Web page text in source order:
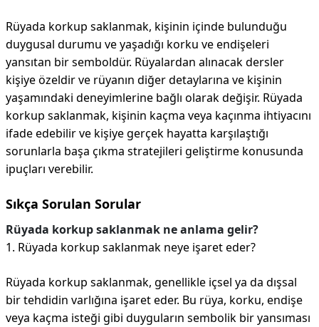
Rüyada korkup saklanmak, kişinin içinde bulunduğu
duygusal durumu ve yaşadığı korku ve endişeleri
yansıtan bir semboldür. Rüyalardan alınacak dersler
kişiye özeldir ve rüyanın diğer detaylarına ve kişinin
yaşamındaki deneyimlerine bağlı olarak değişir. Rüyada
korkup saklanmak, kişinin kaçma veya kaçınma ihtiyacını
ifade edebilir ve kişiye gerçek hayatta karşılaştığı
sorunlarla başa çıkma stratejileri geliştirme konusunda
ipuçları verebilir.
Sıkça Sorulan Sorular
Rüyada korkup saklanmak ne anlama gelir?
1. Rüyada korkup saklanmak neye işaret eder?
Rüyada korkup saklanmak, genellikle içsel ya da dışsal
bir tehdidin varlığına işaret eder. Bu rüya, korku, endişe
veya kaçma isteği gibi duyguların sembolik bir yansıması